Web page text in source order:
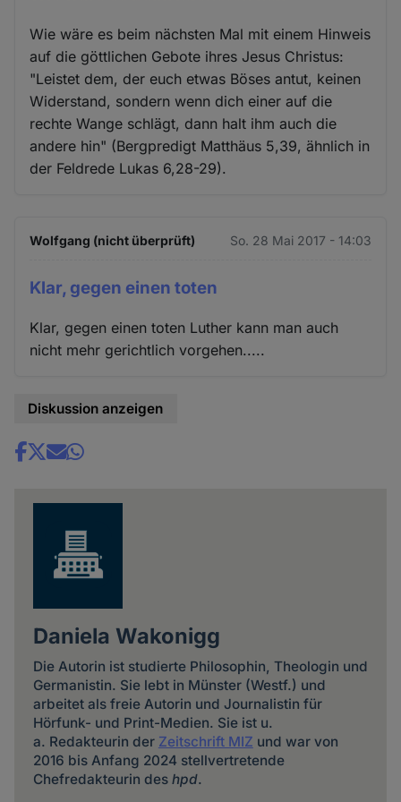
Wie wäre es beim nächsten Mal mit einem Hinweis
auf die göttlichen Gebote ihres Jesus Christus:
"Leistet dem, der euch etwas Böses antut, keinen
Widerstand, sondern wenn dich einer auf die
rechte Wange schlägt, dann halt ihm auch die
andere hin" (Bergpredigt Matthäus 5,39, ähnlich in
der Feldrede Lukas 6,28-29).
Wolfgang (nicht überprüft) So. 28 Mai 2017 - 14:03
Klar, gegen einen toten
Klar, gegen einen toten Luther kann man auch
nicht mehr gerichtlich vorgehen.....
Diskussion anzeigen
Share
Daniela Wakonigg
Die Autorin ist studierte Philosophin, Theologin und
Germanistin. Sie lebt in Münster (Westf.) und
arbeitet als freie Autorin und Journalistin für
Hörfunk- und Print-Medien. Sie ist u.
a. Redakteurin der Zeitschrift MIZ und war von
2016 bis Anfang 2024 stellvertretende
Chefredakteurin des hpd.